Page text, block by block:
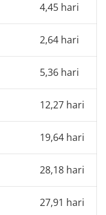
4,45 hari
2,64 hari
5,36 hari
12,27 hari
19,64 hari
28,18 hari
27,91 hari